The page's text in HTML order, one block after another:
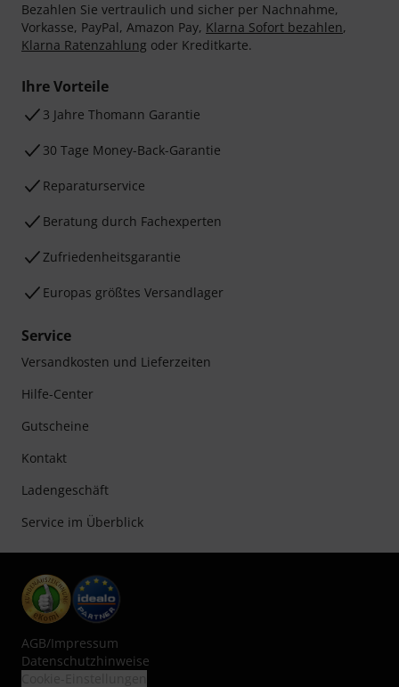
Bezahlen Sie vertraulich und sicher per Nachnahme,
Vorkasse, PayPal, Amazon Pay, Klarna Sofort bezahlen,
Klarna Ratenzahlung oder Kreditkarte.
Ihre Vorteile
3 Jahre Thomann Garantie
30 Tage Money-Back-Garantie
Reparaturservice
Beratung durch Fachexperten
Zufriedenheitsgarantie
Europas größtes Versandlager
Service
Versandkosten und Lieferzeiten
Hilfe-Center
Gutscheine
Kontakt
Ladengeschäft
Service im Überblick
AGB/Impressum
Datenschutzhinweise